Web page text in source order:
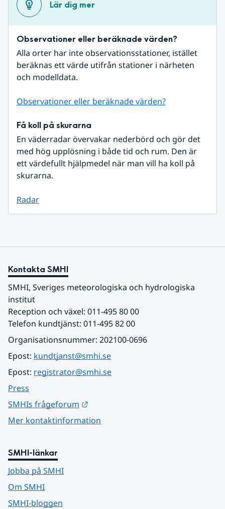
Lär dig mer
Observationer eller beräknade värden?
Alla orter har inte observationsstationer, istället
beräknas ett värde utifrån stationer i närheten
och modelldata.
Observationer eller beräknade värden?
Få koll på skurarna
En väderradar övervakar nederbörd och gör det
med hög upplösning i både tid och rum. Den är
ett värdefullt hjälpmedel när man vill ha koll på
skurarna.
Radar
Kontakta SMHI
SMHI, Sveriges meteorologiska och hydrologiska
institut
Reception och växel: 011-495 80 00
Telefon kundtjänst: 011-495 82 00
Organisationsnummer: 202100-0696
Epost: kundtjanst@smhi.se
Epost: registrator@smhi.se
Press
SMHIs frågeforum
Mer kontaktinformation
SMHI-länkar
Jobba på SMHI
Om SMHI
SMHI-bloggen